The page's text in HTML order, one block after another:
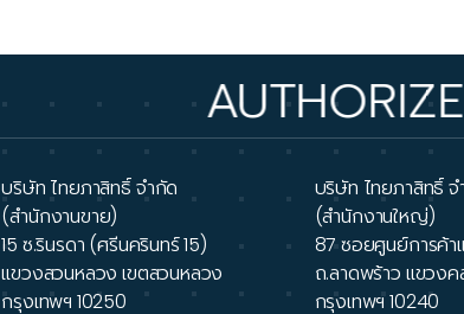
บริษัท ไทยภาสิทธิ์ จำกัด
(สำนักงานขาย)
15 ซ.รินรดา (ศรีนครินทร์ 15)
แขวงสวนหลวง เขตสวนหลวง
กรุงเทพฯ 10250
บริษัท ไทยภาสิทธิ์
(สำนักงานใหญ่)
87 ซอยศูนย์การค้
ถ.ลาดพร้าว แขวง
กรุงเทพฯ 10240